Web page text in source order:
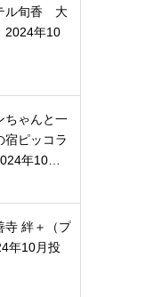
ル旬香 大
2024年10
ちゃんと一
宿ピッコラ
年10…
寺 絆＋（プ
年10月投